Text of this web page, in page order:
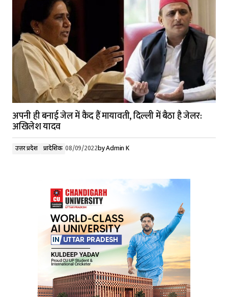
अपनी ही बनाई जेल में कैद हैं मायावती, दिल्ली में बैठा है जेलर:
अखिलेश यादव
उत्तर प्रदेश प्रादेशिक 08/09/2022byAdmin K